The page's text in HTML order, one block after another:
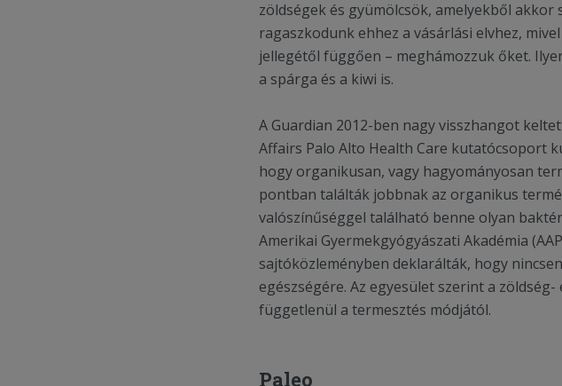
zöldségek és gyümölcsök, amelyekből
ragaszkodunk ehhez a vásárlási elvhez,
jellegétől függően – meghámozzuk őket.
a spárga és a kiwi is.
A Guardian 2012-ben nagy visszhangot
Affairs Palo Alto Health Care kutatócsoport
hogy organikusan, vagy hagyományosan
pontban találták jobbnak az organikus
valószínűséggel található benne olyan
Amerikai Gyermekgyógyászati Akadémia
sajtóközleményben deklarálták, hogy
egészségére. Az egyesület szerint a
függetlenül a termesztés módjától.
Paleo